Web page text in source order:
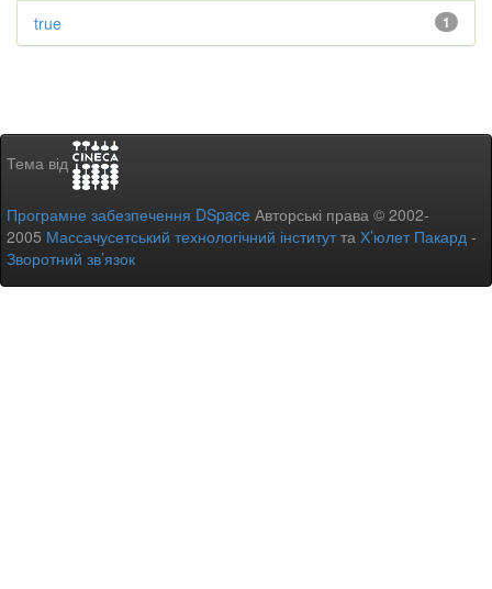
1
true
Тема від
Програмне забезпечення DSpace Авторські права © 2002-
2005 Массачусетський технологічний інститутта Х’юлет Пакард -
Зворотний зв’язок